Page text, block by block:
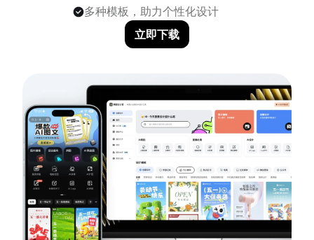
多种模板，助力个性化设计
立即下载